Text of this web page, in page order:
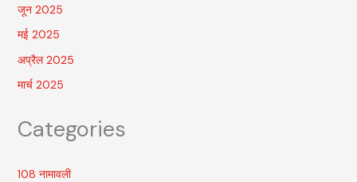
जून 2025
मई 2025
अप्रैल 2025
मार्च 2025
Categories
108 नामावली